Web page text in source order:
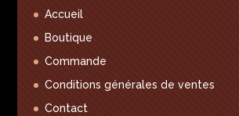
Accueil
Boutique
Commande
Conditions générales de ventes
Contact